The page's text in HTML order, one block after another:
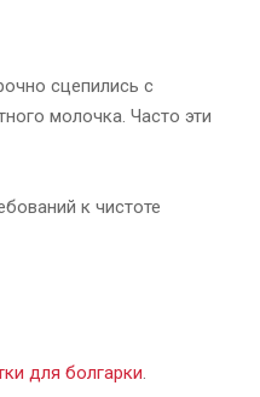
сцепились с
молочка. Часто эти
к чистоте
для болгарки.